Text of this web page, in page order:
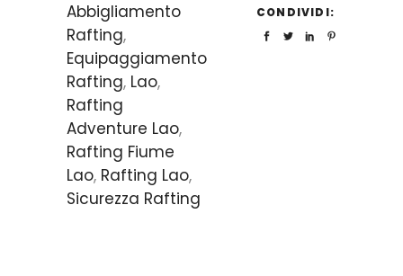
Abbigliamento
Rafting,
Equipaggiamento
Rafting, Lao,
Rafting
Adventure Lao,
Rafting Fiume
Lao, Rafting Lao,
Sicurezza Rafting
CONDIVIDI: